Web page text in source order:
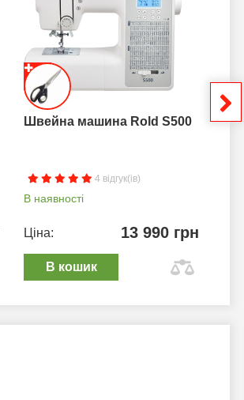
Швейна машина Rold S500
4 відгук(ів)
В наявності
Ціна: 13 990 грн
В кошик